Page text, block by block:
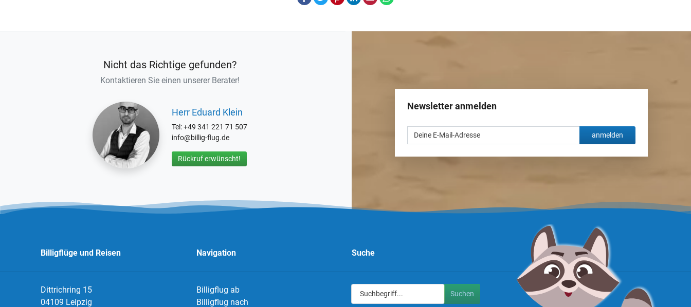
Nicht das Richtige gefunden?
Kontaktieren Sie einen unserer Berater!
Herr Eduard Klein
Tel: +49 341 221 71 507
info@billig-flug.de
Rückruf erwünscht!
Newsletter anmelden
anmelden
Billigflüge und Reisen
Dittrichring 15
04109 Leipzig
Navigation
Billigflug ab
Billigflug nach
Suche
Suchen